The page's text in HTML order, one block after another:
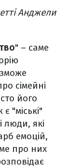
Анджели
" – саме
сімейні
його
"міські"
люди, які
емоцій,
про них